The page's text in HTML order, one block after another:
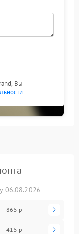
Вы
06.08.2026
865 р
415 р